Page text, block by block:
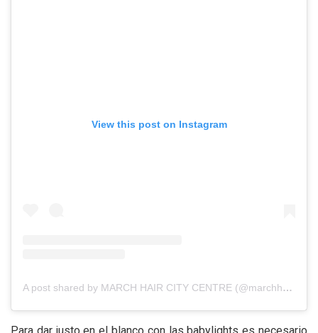
View this post on Instagram
A post shared by MARCH HAIR CITY CENTRE (@marchhaircitycentre)